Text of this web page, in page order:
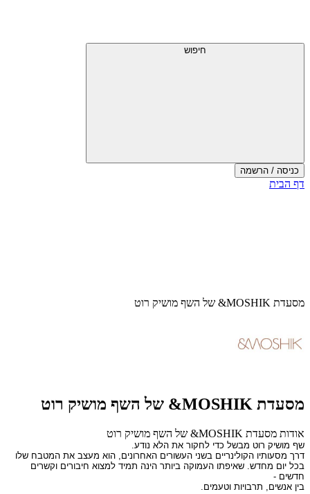
עליון
חיפוש
כניסה / הרשמה
סוף
דף הבית
מסעדת MOSHIK& של השף מושיק רוט
מסעדת MOSHIK& של השף מושיק רוט
אודות מסעדת MOSHIK& של השף מושיק רוט
שף מושיק רוט מבשל כדי לחקור את הלא נודע.
דרך מסעותיו הקולינריים בשני העשורים האחרונים, הוא מעצב את המטבח שלו
בכל יום מחדש. שאיפתו העמוקה ביותר הינה תמיד למצוא חיבורים וקשרים
חדשים -
בין אנשים, תרבויות וטעמים.